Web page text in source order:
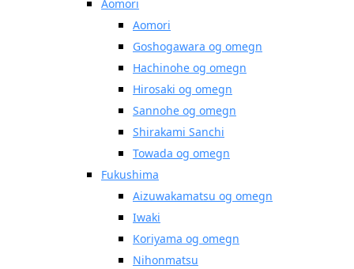
Aomori
Aomori
Goshogawara og omegn
Hachinohe og omegn
Hirosaki og omegn
Sannohe og omegn
Shirakami Sanchi
Towada og omegn
Fukushima
Aizuwakamatsu og omegn
Iwaki
Koriyama og omegn
Nihonmatsu